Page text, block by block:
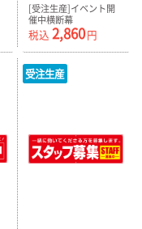
[受注生産]イベント開
催中横断幕
150cm×45cm TA001-
03
税込 2,860円
受注生産